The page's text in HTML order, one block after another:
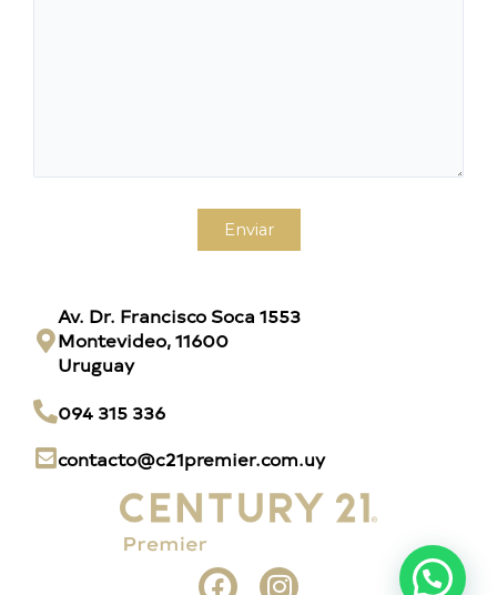
Av. Dr. Francisco Soca 1553
Montevideo, 11600
Uruguay
094 315 336
contacto@c21premier.com.uy